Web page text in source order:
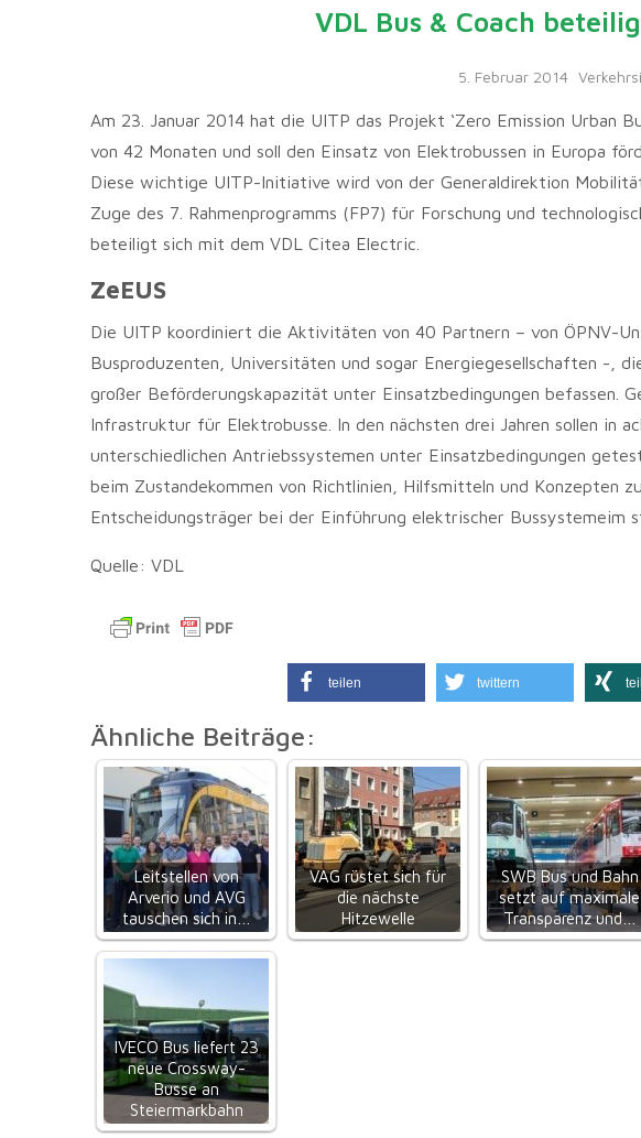
VDL Bus & Coach
5. Februar 2014
Am 23. Januar 2014 hat die UITP das Projekt ‘Zero Emission Urban
von 42 Monaten und soll den Einsatz von Elektrobussen in Europa
Diese wichtige UITP-Initiative wird von der Generaldirektion
Zuge des 7. Rahmenprogramms (FP7) für Forschung und
beteiligt sich mit dem VDL Citea Electric.
ZeEUS
Die UITP koordiniert die Aktivitäten von 40 Partnern – von ÖPNV-
Busproduzenten, Universitäten und sogar Energiegesellschaften -,
großer Beförderungskapazität unter Einsatzbedingungen befassen.
Infrastruktur für Elektrobusse. In den nächsten drei Jahren sollen in
unterschiedlichen Antriebssystemen unter Einsatzbedingungen
beim Zustandekommen von Richtlinien, Hilfsmitteln und Konzepten
Entscheidungsträger bei der Einführung elektrischer Bussystemeim
Quelle: VDL
teilen twittern
Ähnliche Beiträge:
Leitstellen von
Arverio und AVG
tauschen sich in…
VAG rüstet sich für
die nächste
Hitzewelle
SWB Bus und Bahn
setzt auf maximale
Transparenz und…
IVECO Bus liefert 23
neue Crossway-
Busse an
Steiermarkbahn